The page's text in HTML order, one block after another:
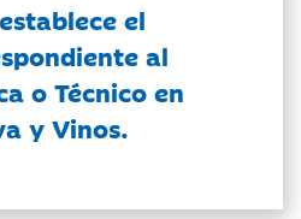
el
al
o Técnico en
y Vinos.